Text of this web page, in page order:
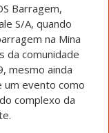
Barragem,
S/A, quando
na Mina
da comunidade
mesmo ainda
um evento como
complexo da